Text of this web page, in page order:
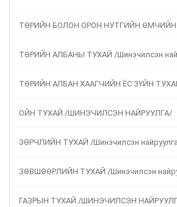
ТӨРИЙН БОЛОН ОРОН НУТГИЙН ӨМЧИЙН
ТӨРИЙН АЛБАНЫ ТУХАЙ /Шинэчилсэн
ТӨРИЙН АЛБАН ХААГЧИЙН ЁС ЗҮЙН
ОЙН ТУХАЙ /ШИНЭЧИЛСЭН НАЙРУУЛГА/
ЗӨРЧЛИЙН ТУХАЙ /Шинэчилсэн
ЗӨВШӨӨРЛИЙН ТУХАЙ /Шинэчилсэн
ГАЗРЫН ТУХАЙ /ШИНЭЧИЛСЭН